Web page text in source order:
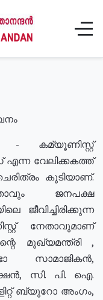
- കമ്യൂണിസ്റ്റ്
എന്ന വേലിക്കകത്ത്
കൂടിയാണ്.
ജനപക്ഷ
ജീവിച്ചിരിക്കുന്ന
നേതാവുമാണ്
മുഖ്യമന്ത്രി ,
സാമാജികൻ,
സി. പി. ഐ.
ബ്യുറോ അംഗം,